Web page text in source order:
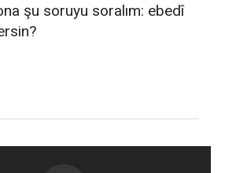
şu soruyu soralım: ebedî